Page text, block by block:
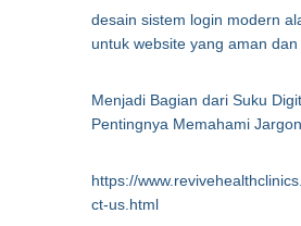
desain sistem login modern
untuk website yang aman
Menjadi Bagian dari Suku
Pentingnya Memahami
https://
ct-us.html